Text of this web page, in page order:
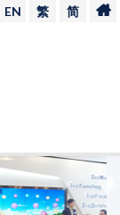
EN 繁 简